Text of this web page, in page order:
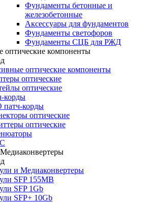
Фундаменты бетонные и
железобетонные
Аксессуары для фундаментов
Фундаменты светофоров
Фундаменты СЦБ для РЖД
оптические компоненты
оптические компоненты
оптические
оптические
корды
патч-корды
оптические
оптические
и Медиаконвертеры
SFP 155MB
SFP 1Gb
SFP+ 10Gb